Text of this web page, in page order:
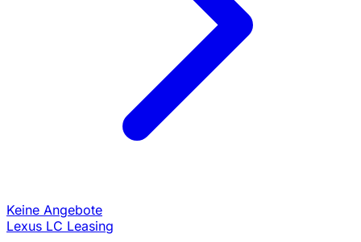
Keine Angebote
Lexus LC Leasing